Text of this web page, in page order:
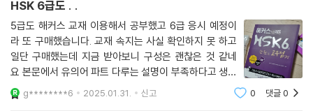
정답
실전모의고사 제2회
답안지
정답
실전모의고사 제3회
HSK 6급도 . .
5급도 해커스 교재 이용해서 공부했고 6급 응시 예정이
라 또 구매했습니다. 교재 속지는 사실 확인하지 못 하고
일단 구매했는데 지금 받아보니 구성은 괜찮은 것 같네
요 본문에서 유의어 파트 다루는 설명이 부족하다고 생각
했는데 같이 제공 되는 필수어휘집에 따로 정리가 되어있
어서 다행이네요
g********6 2025.01.31. 신고 0 댓글0